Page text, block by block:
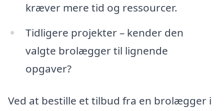
kræver mere tid og ressourcer.
Tidligere projekter – kender den
valgte brolægger til lignende
opgaver?
Ved at bestille et tilbud fra en brolægger i